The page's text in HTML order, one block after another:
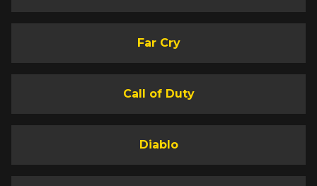
Far Cry
Call of Duty
Diablo